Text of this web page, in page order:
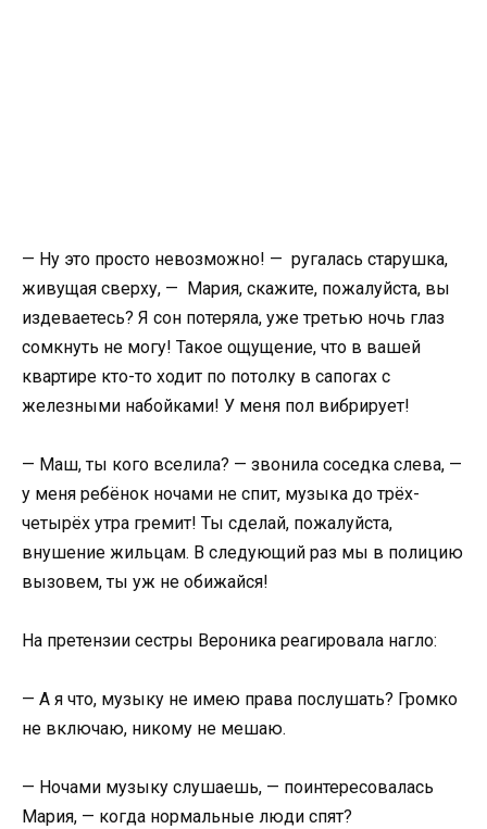
— Ну это просто невозможно! — ругалась старушка,
живущая сверху, — Мария, скажите, пожалуйста, вы
издеваетесь? Я сон потеряла, уже третью ночь глаз
сомкнуть не могу! Такое ощущение, что в вашей
квартире кто-то ходит по потолку в сапогах с
железными набойками! У меня пол вибрирует!
— Маш, ты кого вселила? — звонила соседка слева, —
у меня ребёнок ночами не спит, музыка до трёх-
четырёх утра гремит! Ты сделай, пожалуйста,
внушение жильцам. В следующий раз мы в полицию
вызовем, ты уж не обижайся!
На претензии сестры Вероника реагировала нагло:
— А я что, музыку не имею права послушать? Громко
не включаю, никому не мешаю.
— Ночами музыку слушаешь, — поинтересовалась
Мария, — когда нормальные люди спят?